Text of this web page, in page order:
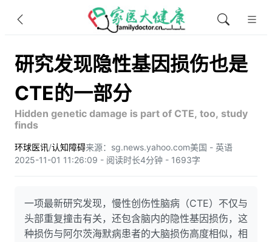
研究发现隐性基因损伤也是
CTE的一部分
Hidden genetic damage is part of CTE, too, study
finds
环球医讯/认知障碍来源：sg.news.yahoo.com美国 - 英语
2025-11-01 11:26:09 - 阅读时长4分钟 - 1693字
一项最新研究发现，慢性创伤性脑病（CTE）不仅与
头部重复撞击有关，还包含脑内的隐性基因损伤，这
种损伤与阿尔茨海默病患者的大脑损伤高度相似，相